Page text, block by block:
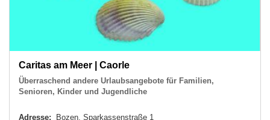
Caritas am Meer | Caorle
Überraschend andere Urlaubsangebote für Familien,
Senioren, Kinder und Jugendliche
Adresse: Bozen, Sparkassenstraße 1